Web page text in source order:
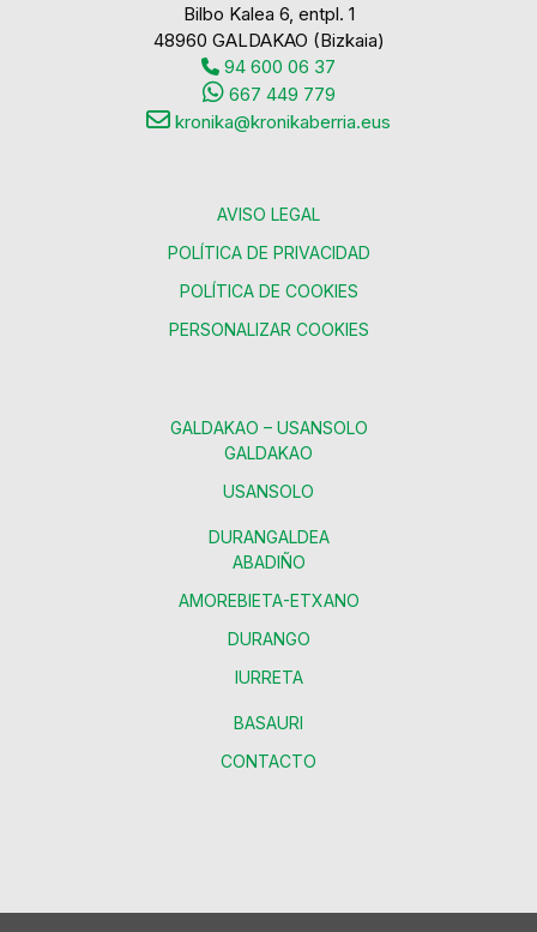
Bilbo Kalea 6, entpl. 1
48960 GALDAKAO (Bizkaia)
94 600 06 37
667 449 779
kronika@kronikaberria.eus
AVISO LEGAL
POLÍTICA DE PRIVACIDAD
POLÍTICA DE COOKIES
PERSONALIZAR COOKIES
GALDAKAO – USANSOLO
GALDAKAO
USANSOLO
DURANGALDEA
ABADIÑO
AMOREBIETA-ETXANO
DURANGO
IURRETA
BASAURI
CONTACTO